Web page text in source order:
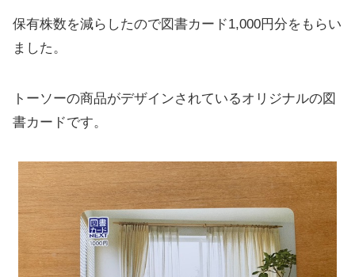
保有株数を減らしたので図書カード1,000円分をもらい
ました。
トーソーの商品がデザインされているオリジナルの図
書カードです。